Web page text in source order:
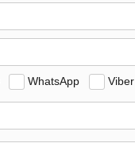
WhatsApp Viber